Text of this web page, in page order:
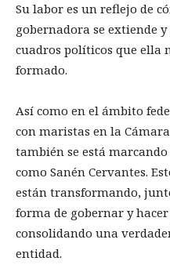
Su labor es un reflejo de
gobernadora se extiende
cuadros políticos que ella
formado.
Así como en el ámbito
con maristas en la
también se está
como Sanén Cervantes.
están transformando,
forma de gobernar y
consolidando una
entidad.